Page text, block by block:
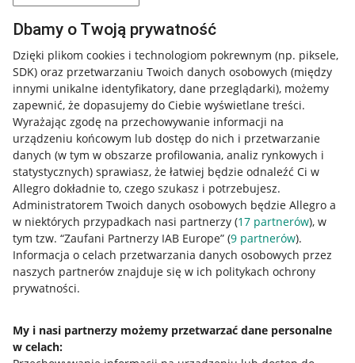
Dbamy o Twoją prywatność
Dzięki plikom cookies i technologiom pokrewnym (np. piksele,
SDK) oraz przetwarzaniu Twoich danych osobowych (między
innymi unikalne identyfikatory, dane przeglądarki), możemy
zapewnić, że dopasujemy do Ciebie wyświetlane treści.
Wyrażając zgodę na przechowywanie informacji na
urządzeniu końcowym lub dostęp do nich i przetwarzanie
danych (w tym w obszarze profilowania, analiz rynkowych i
statystycznych) sprawiasz, że łatwiej będzie odnaleźć Ci w
Allegro dokładnie to, czego szukasz i potrzebujesz.
Administratorem Twoich danych osobowych będzie Allegro a
w niektórych przypadkach nasi partnerzy (17 partnerów), w
tym tzw. “Zaufani Partnerzy IAB Europe” (9 partnerów).
Informacja o celach przetwarzania danych osobowych przez
naszych partnerów znajduje się w ich politykach ochrony
prywatności.
My i nasi partnerzy możemy przetwarzać dane personalne
w celach:
Przydatne informacje
Jak to działa
Allegro Gadane dla sprzedających